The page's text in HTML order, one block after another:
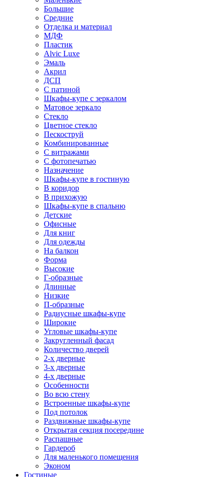
Большие
Средние
Отделка и материал
МДФ
Пластик
Alvic Luxe
Эмаль
Акрил
ДСП
С патиной
Шкафы-купе с зеркалом
Матовое зеркало
Стекло
Цветное стекло
Пескоструй
Комбинированные
С витражами
С фотопечатью
Назначение
Шкафы-купе в гостиную
В коридор
В прихожую
Шкафы-купе в спальню
Детские
Офисные
Для книг
Для одежды
На балкон
Форма
Высокие
Г-образные
Длинные
Низкие
П-образные
Радиусные шкафы-купе
Широкие
Угловые шкафы-купе
Закругленный фасад
Количество дверей
2-х дверные
3-х дверные
4-х дверные
Особенности
Во всю стену
Встроенные шкафы-купе
Под потолок
Раздвижные шкафы-купе
Открытая секция посередине
Распашные
Гардероб
Для маленького помещения
Эконом
Гостиные